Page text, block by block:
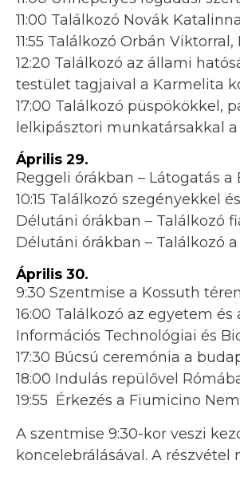
11:00 Találkozó Novák
11:55 Találkozó Orbán
12:20 Találkozó az állami
testület tagjaival a Karmelita
17:00 Találkozó püspökökkel,
lelkipásztori munkatársakkal
Április 29.
Reggeli órákban – Látogatás
10:15 Találkozó szegényekkel
Délutáni órákban – Találkozó
Délutáni órákban – Találkozó
Április 30.
9:30 Szentmise a Kossuth
16:00 Találkozó az egyetem
Információs Technológiai és
17:30 Búcsú ceremónia a
18:00 Indulás repülővel
19:55 Érkezés a Fiumicino
A szentmise 9:30-kor veszi
koncelebrálásával. A